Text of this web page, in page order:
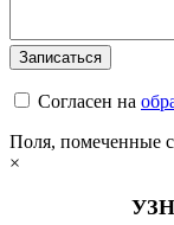
Согласен на
Поля, помеченные
×